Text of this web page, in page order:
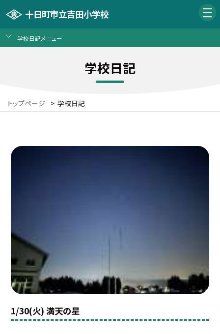
十日町市立吉田小学校
学校日記メニュー
学校日記
トップページ > 学校日記
1/30(火) 満天の星